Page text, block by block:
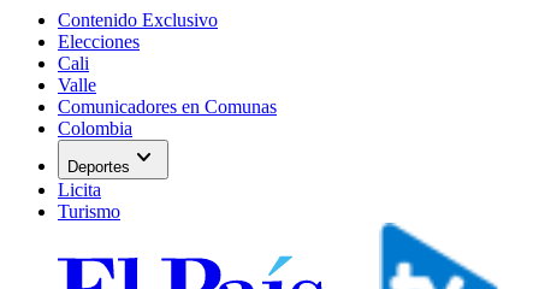
Contenido Exclusivo
Elecciones
Cali
Valle
Comunicadores en Comunas
Colombia
Deportes expand_more
Licita
Turismo